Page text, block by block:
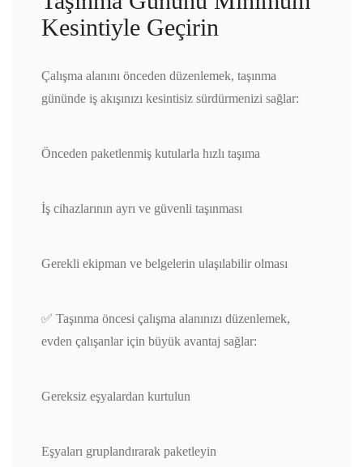
Kesintiyle Geçirin
Çalışma alanını önceden düzenlemek, taşınma
gününde iş akışınızı kesintisiz sürdürmenizi sağlar:
Önceden paketlenmiş kutularla hızlı taşıma
İş cihazlarının ayrı ve güvenli taşınması
Gerekli ekipman ve belgelerin ulaşılabilir olması
✅ Taşınma öncesi çalışma alanınızı düzenlemek,
evden çalışanlar için büyük avantaj sağlar:
Gereksiz eşyalardan kurtulun
Eşyaları gruplandırarak paketleyin